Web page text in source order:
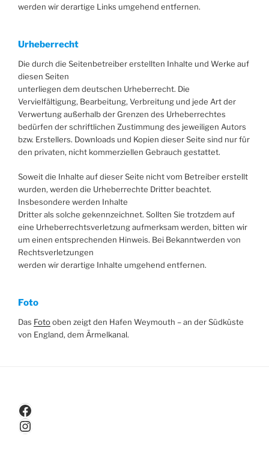
werden wir derartige Links umgehend entfernen.
Urheberrecht
Die durch die Seitenbetreiber erstellten Inhalte und Werke auf
diesen Seiten
unterliegen dem deutschen Urheberrecht. Die
Vervielfältigung, Bearbeitung, Verbreitung und jede Art der
Verwertung außerhalb der Grenzen des Urheberrechtes
bedürfen der schriftlichen Zustimmung des jeweiligen Autors
bzw. Erstellers. Downloads und Kopien dieser Seite sind nur für
den privaten, nicht kommerziellen Gebrauch gestattet.
Soweit die Inhalte auf dieser Seite nicht vom Betreiber erstellt
wurden, werden die Urheberrechte Dritter beachtet.
Insbesondere werden Inhalte
Dritter als solche gekennzeichnet. Sollten Sie trotzdem auf
eine Urheberrechtsverletzung aufmerksam werden, bitten wir
um einen entsprechenden Hinweis. Bei Bekanntwerden von
Rechtsverletzungen
werden wir derartige Inhalte umgehend entfernen.
Foto
Das Fotooben zeigt den Hafen Weymouth – an der Südküste
von England, dem Ärmelkanal.
Facebook
Instagram